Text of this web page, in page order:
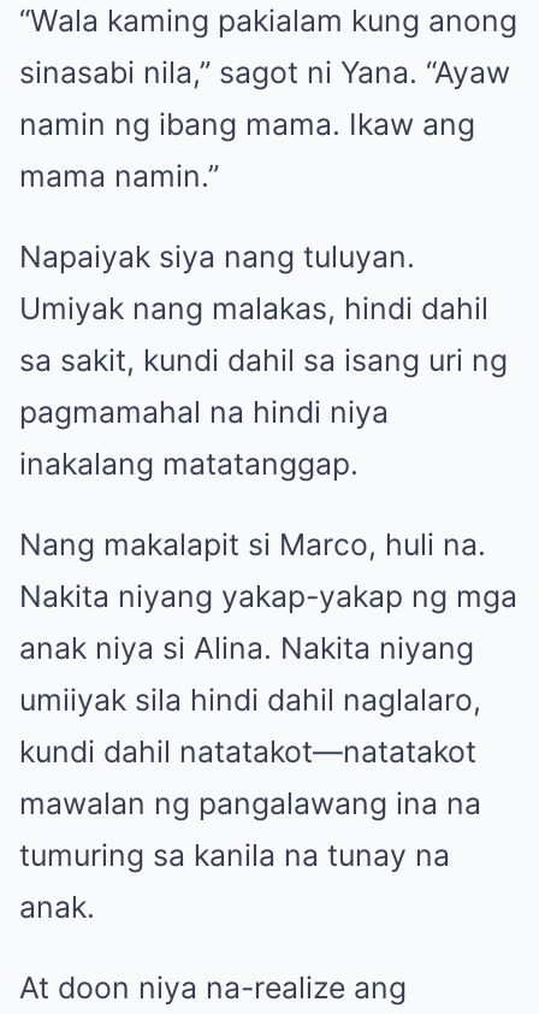
“Wala kaming pakialam kung anong
sinasabi nila,” sagot ni Yana. “Ayaw
namin ng ibang mama. Ikaw ang
mama namin.”
Napaiyak siya nang tuluyan.
Umiyak nang malakas, hindi dahil
sa sakit, kundi dahil sa isang uri ng
pagmamahal na hindi niya
inakalang matatanggap.
Nang makalapit si Marco, huli na.
Nakita niyang yakap-yakap ng mga
anak niya si Alina. Nakita niyang
umiiyak sila hindi dahil naglalaro,
kundi dahil natatakot—natatakot
mawalan ng pangalawang ina na
tumuring sa kanila na tunay na
anak.
At doon niya na-realize ang